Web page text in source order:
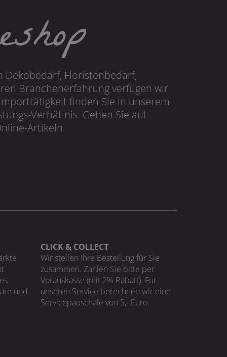
Floristenbedarf,
Branchenerfahrung verfügen wir
finden Sie in unserem
Verhältnis. Gehen Sie auf
Artikeln.
und
CLICK & COLLECT
Wir stellen Ihre Bestellung für Sie
zusammen. Zahlen Sie bitte per
Vorauskasse (mit 2% Rabatt). Für
unseren Service berechnen wir eine
Servicepauschale von 5,- Euro.